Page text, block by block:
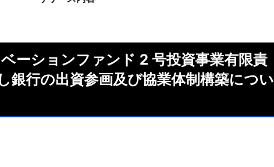
ーションファンド 2 号投資事業有限責
銀行の出資参画及び協業体制構築につい